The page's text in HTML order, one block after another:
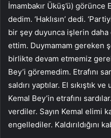
İmambakır Üküş’ü) görünce
dedim. ‘Haklısın’ dedi.
bir şey duyunca işlerin
ettim. Duymamam gereken
birlikte devam etmemiz
Bey’i göremedim. Etrafını
saldırı yaptılar. El sıkıştık
Kemal Bey’in etrafını
verdiler. Sayın Kemal elimi
engellediler. Kaldırıldığını